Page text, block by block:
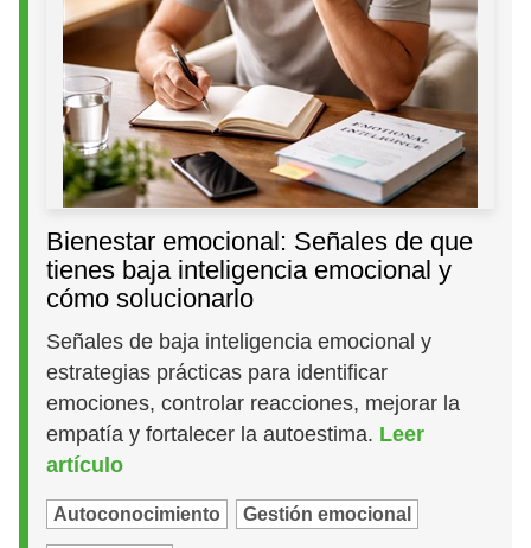
Bienestar emocional: Señales de que
tienes baja inteligencia emocional y
cómo solucionarlo
Señales de baja inteligencia emocional y
estrategias prácticas para identificar
emociones, controlar reacciones, mejorar la
empatía y fortalecer la autoestima. Leer
artículo
Autoconocimiento Gestión emocional